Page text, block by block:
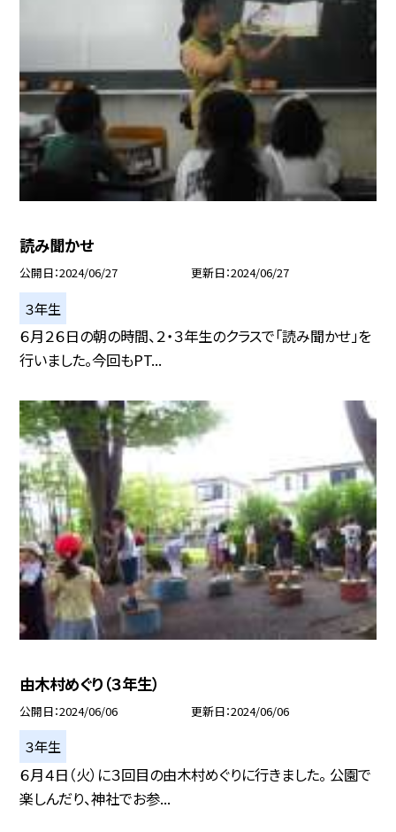
読み聞かせ
公開日 2024/06/27 更新日 2024/06/27
３年生
６月２６日の朝の時間、２・３年生のクラスで「読み聞かせ」を
行いました。今回もPT...
由木村めぐり（３年生）
公開日 2024/06/06 更新日 2024/06/06
３年生
６月４日（火）に３回目の由木村めぐりに行きました。 公園で
楽しんだり、神社でお参...